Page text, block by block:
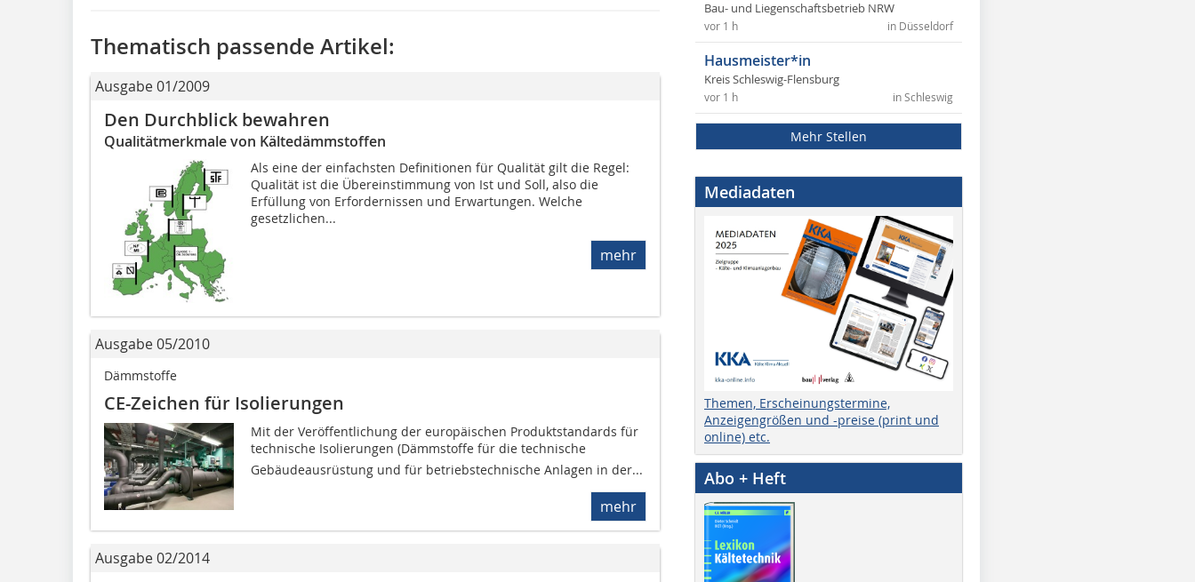
Thematisch passende Artikel:
Ausgabe 01/2009
Den Durchblick bewahren
Qualitätmerkmale von Kältedämmstoffen
Als eine der einfachsten Definitionen für Qualität gilt die Regel:
Qualität ist die Übereinstimmung von Ist und Soll, also die
Erfüllung von Erfordernissen und Erwartungen. Welche
gesetzlichen...
mehr
Ausgabe 05/2010
Dämmstoffe
CE-Zeichen für Isolierungen
Mit der Veröffentlichung der europäischen Produktstan­dards für
technische Isolierungen (Dämmstoffe für die technische
Gebäudeaus­rüstung und für betriebstechnische Anlagen in der...
mehr
Ausgabe 02/2014
Bau- und Liegenschaftsbetrieb NRW
in Düsseldorf
vor 1 h
Hausmeister*in
Kreis Schleswig-Flensburg
in Schleswig
vor 1 h
Mehr Stellen
Mediadaten
Themen, Erscheinungstermine,
Anzeigengrößen und -preise (print und
online) etc.
Abo + Heft